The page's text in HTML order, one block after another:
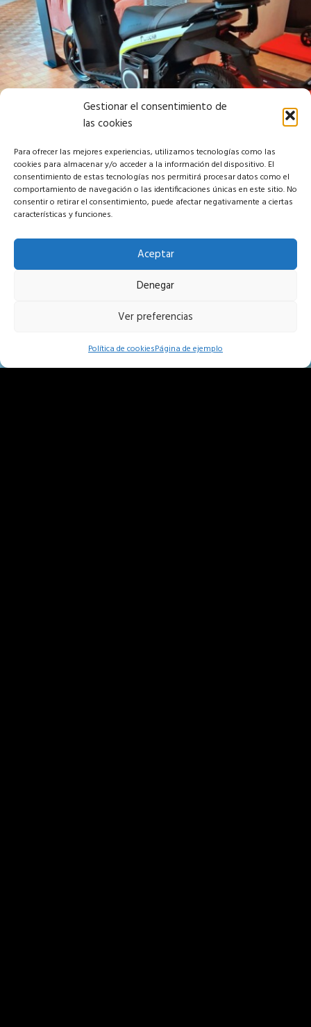
Gestionar el consentimiento de
las cookies
Para ofrecer las mejores experiencias, utilizamos tecnologías como las
cookies para almacenar y/o acceder a la información del dispositivo. El
consentimiento de estas tecnologías nos permitirá procesar datos como el
comportamiento de navegación o las identificaciones únicas en este sitio. No
consentir o retirar el consentimiento, puede afectar negativamente a ciertas
características y funciones.
Aceptar
Denegar
Ver preferencias
Política de cookiesPágina de ejemplo